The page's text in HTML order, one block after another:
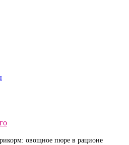
овощное пюре в рационе